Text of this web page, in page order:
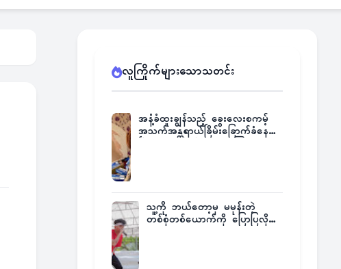
လူကြိုက်များသောသတင်း
အနံ့ခံထူးချွန်သည့် ခွေးလေးစကမ့်
အသက်အန္တရာယ်ခြိမ်းခြောက်ခံနေရ
သူ့ကို ဘယ်တော့မှ မမုန်းတဲ့
တစ်စုံတစ်ယောက်ကို ပြောပြလိုက်